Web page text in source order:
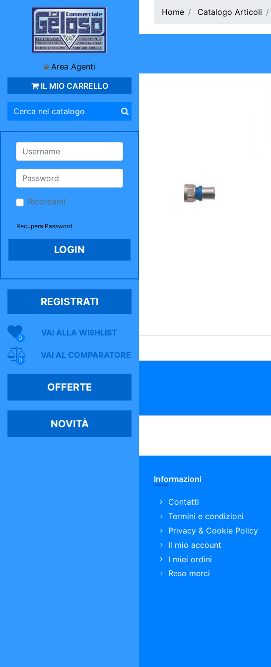
Area Agenti
IL MIO CARRELLO
Ricordami
Recupera Password
REGISTRATI
VAI ALLA WISHLIST
0
VAI AL COMPARATORE
0
OFFERTE
NOVITÀ
Home Catalogo Articoli
Informazioni
Contatti
Termini e condizioni
Privacy & Cookie Policy
Il mio account
I miei ordini
Reso merci